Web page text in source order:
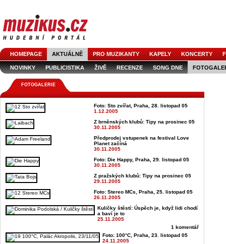
HOMEPAGE AKTUÁLNĚ PRO MUZIKANTY KAPELY KONCERTY
NOVINKY PUBLICISTIKA ŽIVĚ RECENZE SONG DNE
FOTOGALERIE
Foto: Sto zvířat, Praha, 28. listopad 05
1.12.2005
Z brněnských klubů: Tipy na prosinec 05
30.11.2005
Předprodej vstupenek na festival Love
Planet začíná
30.11.2005
Foto: Die Happy, Praha, 29. listopad 05
30.11.2005
Z pražských klubů: Tipy na prosinec 05
29.11.2005
Foto: Stereo MCs, Praha, 25. listopad 05
26.11.2005
Kuličky štěstí: Úspěch je, když lidi chodí
a baví je to
25.11.2005
1 komentář
Foto: 100°C, Praha, 23. listopad 05
24.11.2005